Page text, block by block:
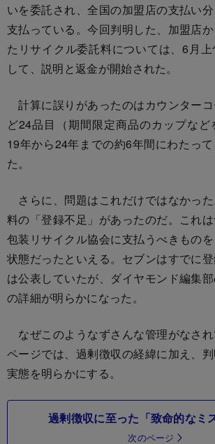
いを委託され、全国の加盟店の支払い
支払っている。今回判明した、加盟店
たリサイクル委託料については、6月
して、説明と返金が開始された。
計算に誤りがあったのはカウンター
ど24品目（期間限定商品のカップなど
19年から24年までの約6年間にわたっ
た。
さらに、問題はこれだけではなかっ
料の「登録不足」があったのだ。これ
包装リサイクル協会に支払うべきもの
状態だったといえる。セブンはすでに
は公表していたが、ダイヤモンド編集
の詳細が明らかになった。
なぜこのようなずさんな管理がなさ
ページでは、過剰徴収の経緯に加え、
実態を明らかにする。
過剰徴収に至った「致命的なミ
次のページ